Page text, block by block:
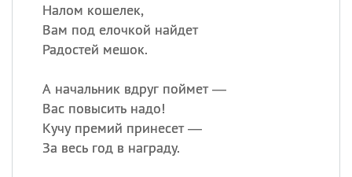
Налом кошелек,
Вам под елочкой найдет
Радостей мешок.
А начальник вдруг поймет —
Вас повысить надо!
Кучу премий принесет —
За весь год в награду.